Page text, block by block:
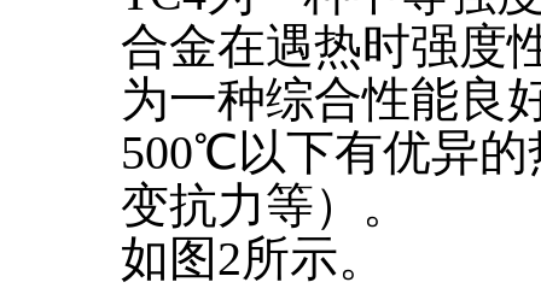
合金在遇热时强度
为一种综合性能良
500℃以下有优异
变抗力等）。
如图2所示。